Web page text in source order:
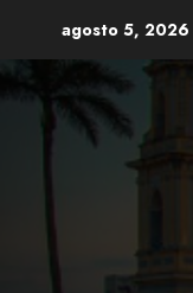
contenido
agosto 5, 2026